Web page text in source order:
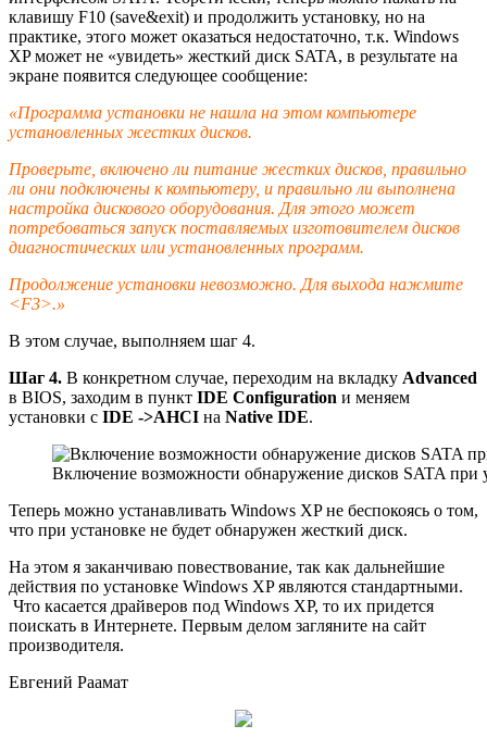
клавишу F10 (save&exit) и продолжить установку, но на
практике, этого может оказаться недостаточно, т.к. Windows
XP может не «увидеть» жесткий диск SATA, в результате на
экране появится следующее сообщение:
«Программа установки не нашла на этом компьютере
установленных жестких дисков.
Проверьте, включено ли питание жестких дисков, правильно
ли они подключены к компьютеру, и правильно ли выполнена
настройка дискового оборудования. Для этого может
потребоваться запуск поставляемых изготовителем дисков
диагностических или установленных программ.
Продолжение установки невозможно. Для выхода нажмите
<F3>.»
В этом случае, выполняем шаг 4.
Шаг 4. В конкретном случае, переходим на вкладку Advanced
в BIOS, заходим в пункт IDE Configuration и меняем
установки с IDE ->AHCI на Native IDE.
Включение возможности обнаружение дисков SATA при
Теперь можно устанавливать Windows XP не беспокоясь о том,
что при установке не будет обнаружен жесткий диск.
На этом я заканчиваю повествование, так как дальнейшие
действия по установке Windows XP являются стандартными.
Что касается драйверов под Windows XP, то их придется
поискать в Интернете. Первым делом загляните на сайт
производителя.
Евгений Раамат